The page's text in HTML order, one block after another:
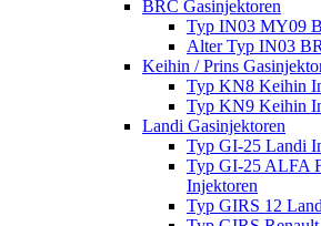
BRC Gasinjektoren
Typ IN03 MY09
Alter Typ IN03
Keihin / Prins
Typ KN8 Keihin
Typ KN9 Keihin
Landi Gasinjektoren
Typ GI-25 Landi
Typ GI-25 ALFA
Injektoren
Typ GIRS 12